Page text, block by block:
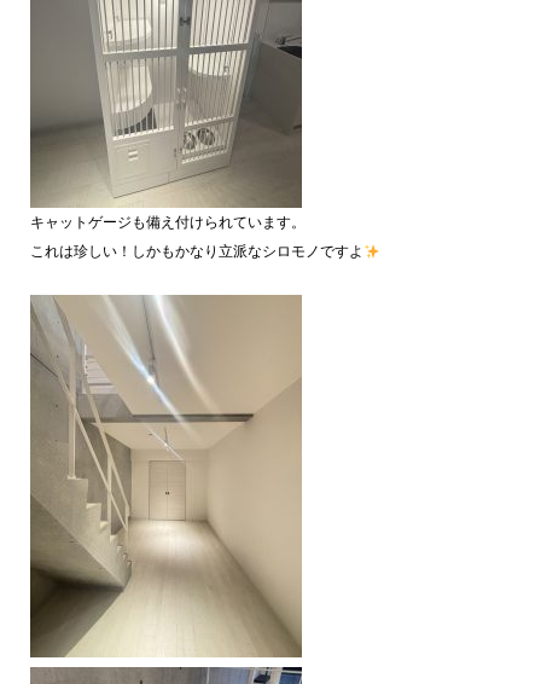
キャットゲージも備え付けられています。
これは珍しい！しかもかなり立派なシロモノですよ